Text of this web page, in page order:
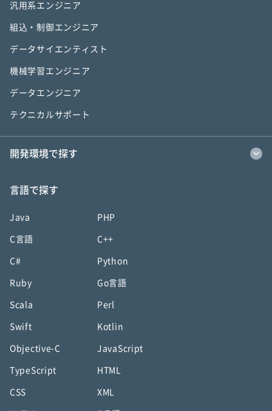
汎用系エンジニア
組込・制御エンジニア
データサイエンティスト
機械学習エンジニア
データエンジニア
テクニカルサポート
開発環境で探す
言語で探す
Java PHP
C言語 C++
C# Python
Ruby Go言語
Scala Perl
Swift Kotlin
Objective-C JavaScript
TypeScript HTML
CSS XML